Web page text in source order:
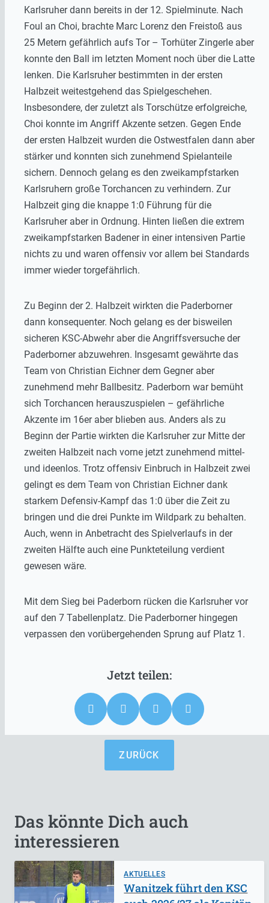
Karlsruher dann bereits in der 12. Spielminute. Nach
Foul an Choi, brachte Marc Lorenz den Freistoß aus
25 Metern gefährlich aufs Tor – Torhüter Zingerle aber
konnte den Ball im letzten Moment noch über die Latte
lenken. Die Karlsruher bestimmten in der ersten
Halbzeit weitestgehend das Spielgeschehen.
Insbesondere, der zuletzt als Torschütze erfolgreiche,
Choi konnte im Angriff Akzente setzen. Gegen Ende
der ersten Halbzeit wurden die Ostwestfalen dann aber
stärker und konnten sich zunehmend Spielanteile
sichern. Dennoch gelang es den zweikampfstarken
Karlsruhern große Torchancen zu verhindern. Zur
Halbzeit ging die knappe 1:0 Führung für die
Karlsruher aber in Ordnung. Hinten ließen die extrem
zweikampfstarken Badener in einer intensiven Partie
nichts zu und waren offensiv vor allem bei Standards
immer wieder torgefährlich.
Zu Beginn der 2. Halbzeit wirkten die Paderborner
dann konsequenter. Noch gelang es der bisweilen
sicheren KSC-Abwehr aber die Angriffsversuche der
Paderborner abzuwehren. Insgesamt gewährte das
Team von Christian Eichner dem Gegner aber
zunehmend mehr Ballbesitz. Paderborn war bemüht
sich Torchancen herauszuspielen – gefährliche
Akzente im 16er aber blieben aus. Anders als zu
Beginn der Partie wirkten die Karlsruher zur Mitte der
zweiten Halbzeit nach vorne jetzt zunehmend mittel-
und ideenlos. Trotz offensiv Einbruch in Halbzeit zwei
gelingt es dem Team von Christian Eichner dank
starkem Defensiv-Kampf das 1:0 über die Zeit zu
bringen und die drei Punkte im Wildpark zu behalten.
Auch, wenn in Anbetracht des Spielverlaufs in der
zweiten Hälfte auch eine Punkteteilung verdient
gewesen wäre.
Mit dem Sieg bei Paderborn rücken die Karlsruher vor
auf den 7 Tabellenplatz. Die Paderborner hingegen
verpassen den vorübergehenden Sprung auf Platz 1.
ZURÜCK
Das könnte Dich auch
interessieren
AKTUELLES
Wanitzek führt den KSC